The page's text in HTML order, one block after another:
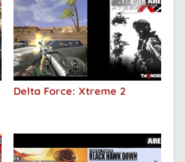
Delta Force: Xtreme 2